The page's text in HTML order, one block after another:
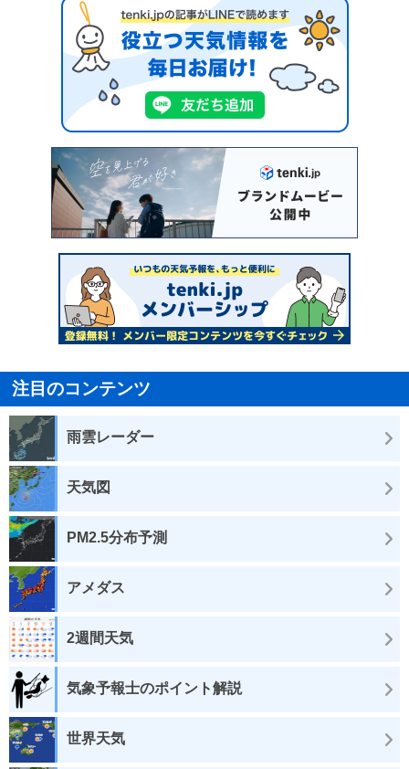
注目のコンテンツ
雨雲レーダー
天気図
PM2.5分布予測
アメダス
2週間天気
気象予報士のポイント解説
世界天気